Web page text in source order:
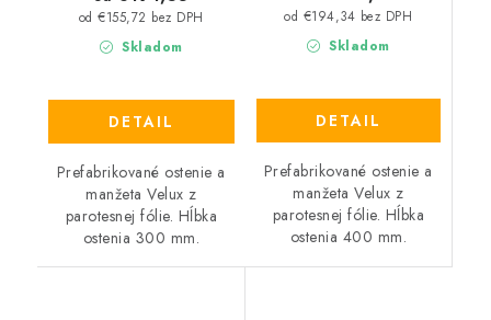
Skladom
od €155,72 bez DPH
DETAIL
Prefabrikované ostenie a
manžeta Velux z
parotesnej fólie. Hĺbka
ostenia 300 mm.
Skladom
od €194,34 bez DPH
DETAIL
Prefabrikované ostenie a
manžeta Velux z
parotesnej fólie. Hĺbka
ostenia 400 mm.